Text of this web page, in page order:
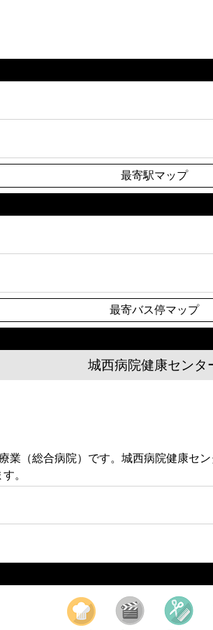
最寄駅マップ
最寄バス停マップ
城西病院健康センタ
業（総合病院）です。城西病院健康セ
。